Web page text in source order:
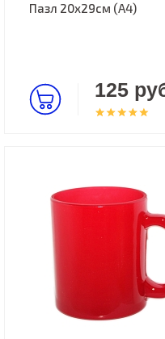
Пазл 20х29см (А4)
125